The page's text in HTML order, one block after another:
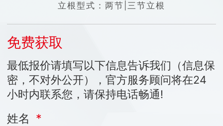
立根型式： 两节|三节立根
免费获取
最低报价请填写以下信息告诉我们（信息保
密，不对外公开），官方服务顾问将在24
小时内联系您，请保持电话畅通!
姓名 *